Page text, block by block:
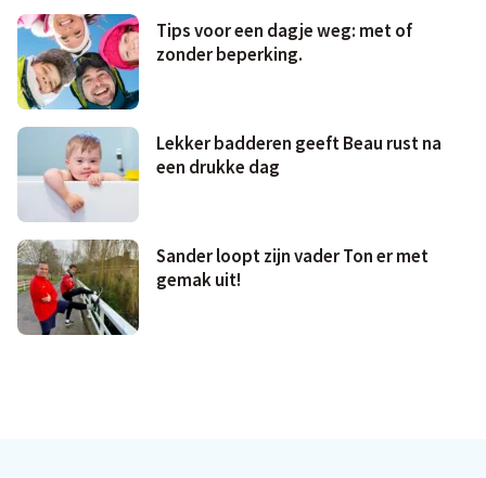
Tips voor een dagje weg: met of
zonder beperking.
Lekker badderen geeft Beau rust na
een drukke dag
Sander loopt zijn vader Ton er met
gemak uit!